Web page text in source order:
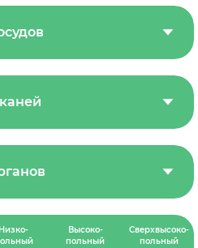
Низко-
Высоко-
польный
Сверхвысоко-
польный